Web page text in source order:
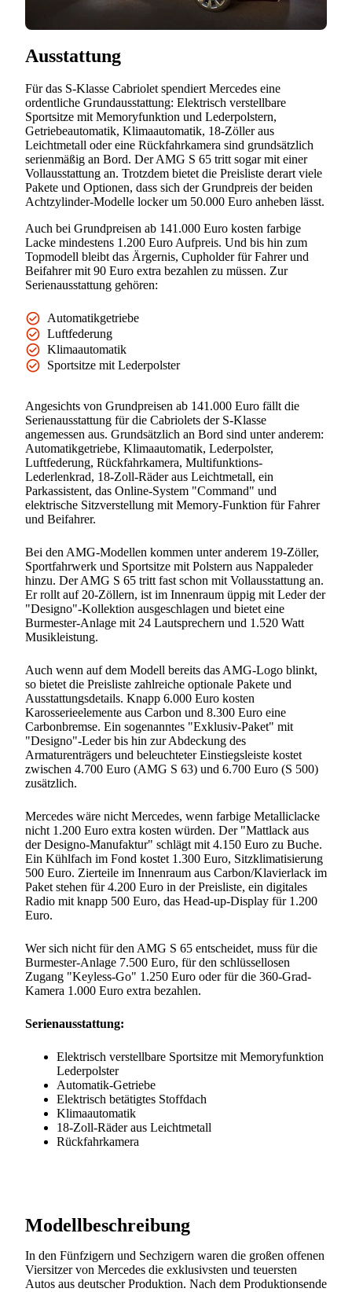
Ausstattung
Für das S-Klasse Cabriolet spendiert Mercedes eine
ordentliche Grundausstattung: Elektrisch verstellbare
Sportsitze mit Memoryfunktion und Lederpolstern,
Getriebeautomatik, Klimaautomatik, 18-Zöller aus
Leichtmetall oder eine Rückfahrkamera sind grundsätzlich
serienmäßig an Bord. Der AMG S 65 tritt sogar mit einer
Vollausstattung an. Trotzdem bietet die Preisliste derart viele
Pakete und Optionen, dass sich der Grundpreis der beiden
Achtzylinder-Modelle locker um 50.000 Euro anheben lässt.
Auch bei Grundpreisen ab 141.000 Euro kosten farbige
Lacke mindestens 1.200 Euro Aufpreis. Und bis hin zum
Topmodell bleibt das Ärgernis, Cupholder für Fahrer und
Beifahrer mit 90 Euro extra bezahlen zu müssen. Zur
Serienausstattung gehören:
Automatikgetriebe
Luftfederung
Klimaautomatik
Sportsitze mit Lederpolster
Angesichts von Grundpreisen ab 141.000 Euro fällt die
Serienausstattung für die Cabriolets der S-Klasse
angemessen aus. Grundsätzlich an Bord sind unter anderem:
Automatikgetriebe, Klimaautomatik, Lederpolster,
Luftfederung, Rückfahrkamera, Multifunktions-
Lederlenkrad, 18-Zoll-Räder aus Leichtmetall, ein
Parkassistent, das Online-System "Command" und
elektrische Sitzverstellung mit Memory-Funktion für Fahrer
und Beifahrer.
Bei den AMG-Modellen kommen unter anderem 19-Zöller,
Sportfahrwerk und Sportsitze mit Polstern aus Nappaleder
hinzu. Der AMG S 65 tritt fast schon mit Vollausstattung an.
Er rollt auf 20-Zöllern, ist im Innenraum üppig mit Leder der
"Designo"-Kollektion ausgeschlagen und bietet eine
Burmester-Anlage mit 24 Lautsprechern und 1.520 Watt
Musikleistung.
Auch wenn auf dem Modell bereits das AMG-Logo blinkt,
so bietet die Preisliste zahlreiche optionale Pakete und
Ausstattungsdetails. Knapp 6.000 Euro kosten
Karosserieelemente aus Carbon und 8.300 Euro eine
Carbonbremse. Ein sogenanntes "Exklusiv-Paket" mit
"Designo"-Leder bis hin zur Abdeckung des
Armaturenträgers und beleuchteter Einstiegsleiste kostet
zwischen 4.700 Euro (AMG S 63) und 6.700 Euro (S 500)
zusätzlich.
Mercedes wäre nicht Mercedes, wenn farbige Metalliclacke
nicht 1.200 Euro extra kosten würden. Der "Mattlack aus
der Designo-Manufaktur" schlägt mit 4.150 Euro zu Buche.
Ein Kühlfach im Fond kostet 1.300 Euro, Sitzklimatisierung
500 Euro. Zierteile im Innenraum aus Carbon/Klavierlack im
Paket stehen für 4.200 Euro in der Preisliste, ein digitales
Radio mit knapp 500 Euro, das Head-up-Display für 1.200
Euro.
Wer sich nicht für den AMG S 65 entscheidet, muss für die
Burmester-Anlage 7.500 Euro, für den schlüssellosen
Zugang "Keyless-Go" 1.250 Euro oder für die 360-Grad-
Kamera 1.000 Euro extra bezahlen.
Serienausstattung:
Elektrisch verstellbare Sportsitze mit Memoryfunktion
Lederpolster
Automatik-Getriebe
Elektrisch betätigtes Stoffdach
Klimaautomatik
18-Zoll-Räder aus Leichtmetall
Rückfahrkamera
Modellbeschreibung
In den Fünfzigern und Sechzigern waren die großen offenen
Viersitzer von Mercedes die exklusivsten und teuersten
Autos aus deutscher Produktion. Nach dem Produktionsende